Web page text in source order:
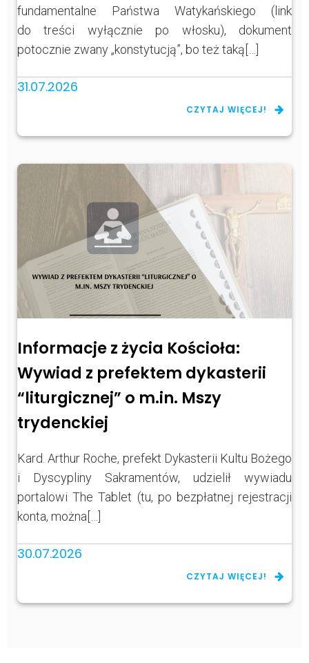
fundamentalne Państwa Watykańskiego (link
do treści wyłącznie po włosku), dokument
potocznie zwany „konstytucją”, bo też taką[…]
31.07.2026
CZYTAJ WIĘCEJ!
Informacje z życia Kościoła:
Wywiad z prefektem dykasterii
“liturgicznej” o m.in. Mszy
trydenckiej
Kard. Arthur Roche, prefekt Dykasterii Kultu Bożego
i Dyscypliny Sakramentów, udzielił wywiadu
portalowi The Tablet (tu, po bezpłatnej rejestracji
konta, można[…]
30.07.2026
CZYTAJ WIĘCEJ!